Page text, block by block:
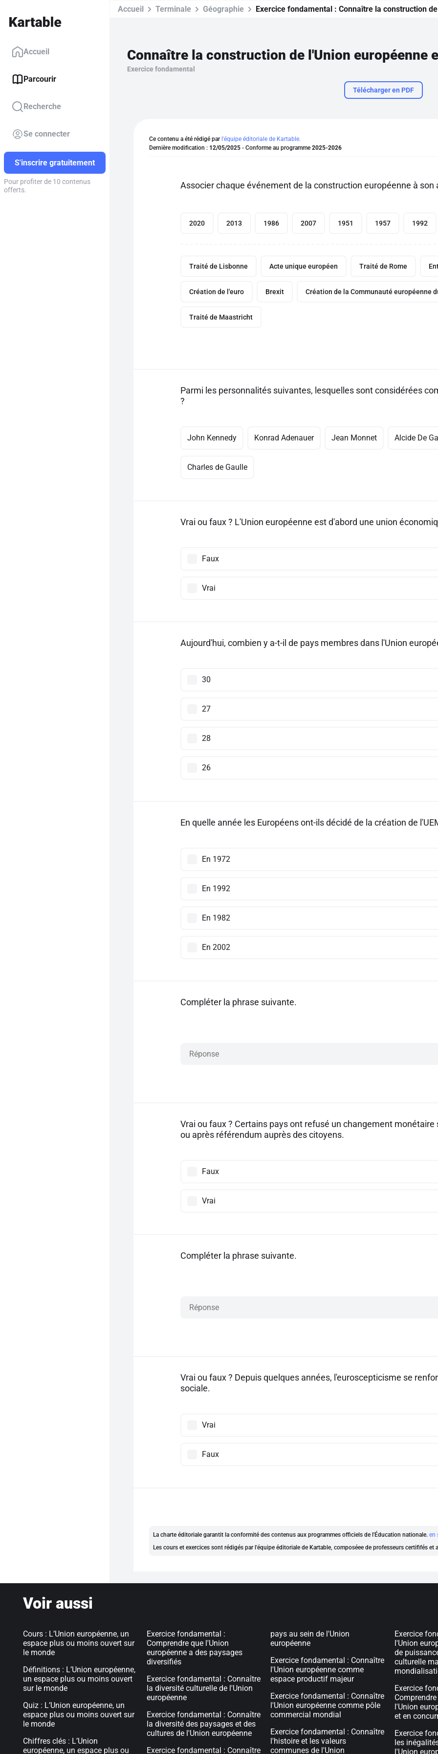
Accueil
Parcourir
Recherche
Se connecter
S'inscrire gratuitement
Pour profiter de 10 contenus
offerts.
Accueil Terminale Géographie Exercice fondamental : Connaître la construction
Connaître la construction de l'Union européenne
Exercice fondamental
Télécharger en PDF
Ce contenu a été rédigé par l'équipe éditoriale de Kartable.
Dernière modification : 12/05/2025 - Conforme au programme 2025-2026
Associer chaque événement de la construction européenne à son
2020 2013 1986 2007 1951 1957 1992
Traité de Lisbonne Acte unique européen Traité de Rome
Création de l'euro Brexit Création de la Communauté européenne
Traité de Maastricht
Parmi les personnalités suivantes, lesquelles sont considérées
?
John Kennedy Konrad Adenauer Jean Monnet Alcide De
Charles de Gaulle
Vrai ou faux ? L'Union européenne est d'abord une union
Faux
Vrai
Aujourd'hui, combien y a-t-il de pays membres dans l'Union
30
27
28
26
En quelle année les Européens ont-ils décidé de la création de
En 1972
En 1992
En 1982
En 2002
Compléter la phrase suivante.
Vrai ou faux ? Certains pays ont refusé un changement
ou après référendum auprès des citoyens.
Faux
Vrai
Compléter la phrase suivante.
Vrai ou faux ? Depuis quelques années, l'euroscepticisme se
sociale.
Vrai
Faux
La charte éditoriale garantit la conformité des contenus aux programmes officiels de l'Éducation nationale. en
Les cours et exercices sont rédigés par l'équipe éditoriale de Kartable, composéee de professeurs certififés et
Voir aussi
Cours : L’Union européenne, un
espace plus ou moins ouvert sur
le monde
Définitions : L’Union européenne,
un espace plus ou moins ouvert
sur le monde
Quiz : L’Union européenne, un
espace plus ou moins ouvert sur
le monde
Chiffres clés : L’Union
européenne, un espace plus ou
Exercice fondamental :
Comprendre que l'Union
européenne a des paysages
diversifiés
Exercice fondamental : Connaître
la diversité culturelle de l'Union
européenne
Exercice fondamental : Connaître
la diversité des paysages et des
cultures de l'Union européenne
Exercice fondamental : Connaître
pays au sein de l'Union
européenne
Exercice fondamental : Connaître
l'Union européenne comme
espace productif majeur
Exercice fondamental : Connaître
l'Union européenne comme pôle
commercial mondial
Exercice fondamental : Connaître
l'histoire et les valeurs
communes de l'Union
Exercice
l'Union
de
culturelle
Exercice
l'Union
et en
Exercice
les
l'Union